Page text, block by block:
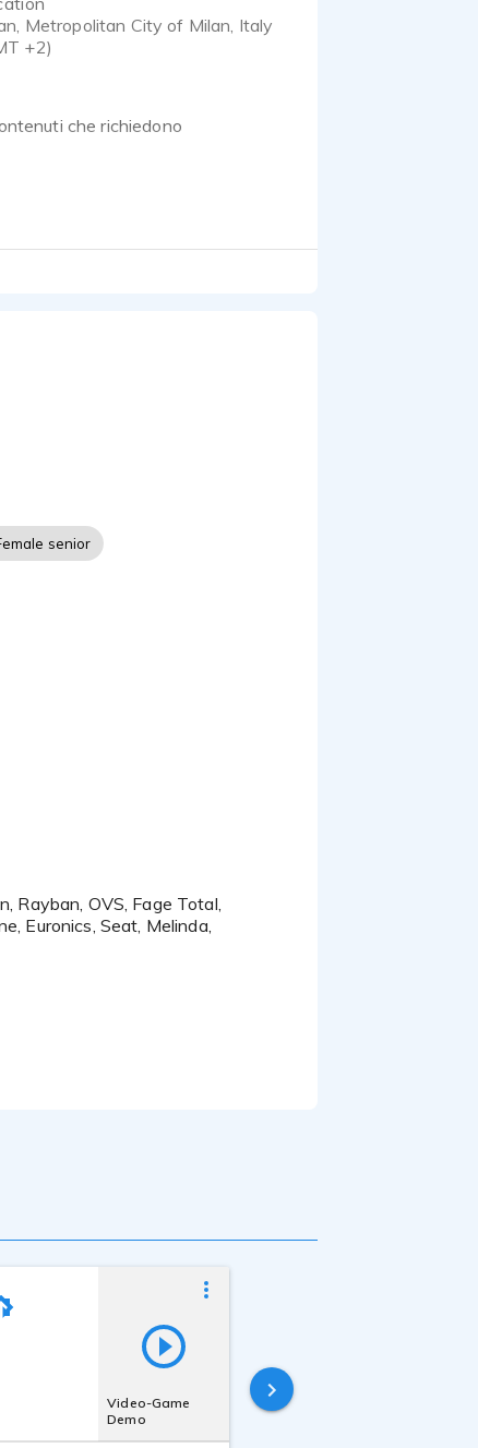
Metropolitan City of Milan, Italy
+2)
che richiedono
senior
Euronics, Seat, Melinda,
Video-Game
Demo
Last online
9 hours ago